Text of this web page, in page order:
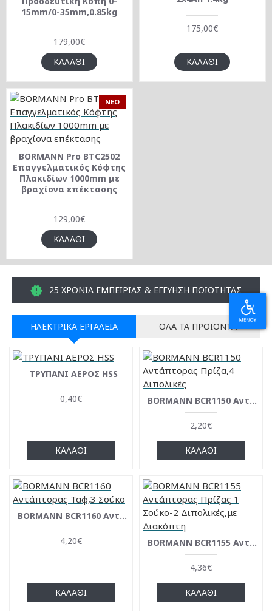
15mm/0-35mm,0.85kg
179,00€
ΚΑΛΆΘΙ
175,00€
ΚΑΛΆΘΙ
NEO
BORMANN Pro BTC2502
Επαγγελματικός Κόφτης
Πλακιδίων 1000mm με
βραχίονα επέκτασης
129,00€
ΚΑΛΆΘΙ
25 ΧΡΟΝΙΑ ΕΜΠΕΙΡΙΑΣ & ΕΓΓΥΗΣΗ ΠΟΙΟΤΗΤΑΣ
ΗΛΕΚΤΡΙΚΆ ΕΡΓΑΛΕΊΑ ΌΛΑ ΤΑ ΠΡΟΪΌΝΤΑ
ΤΡΥΠΑΝΙ ΑΕΡΟΣ HSS
0,40€
ΚΑΛΆΘΙ
BΟRMANN BCR1150 Aντάπτορας Πρίζα,4 Διπολικές
2,20€
ΚΑΛΆΘΙ
BORMANN BCR1160 Αντάπτορας Ταφ,3 Σούκο
4,20€
ΚΑΛΆΘΙ
BORMANN BCR1155 Αντάπτορας Πρίζας 1 Σούκο-2 Διπολικές,με Διακόπτη
4,36€
ΚΑΛΆΘΙ